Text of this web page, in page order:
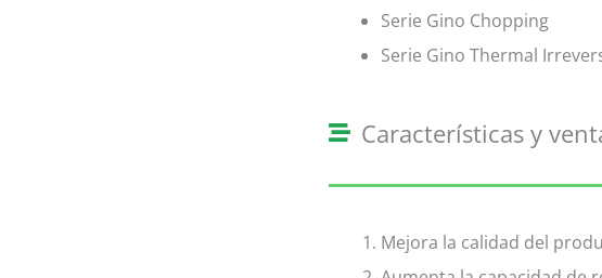
Serie Gino Chopping
Serie Gino Thermal
Características y
Mejora la calidad del